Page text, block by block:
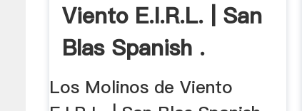
Viento E.I.R.L. | San
Blas Spanish .
Los Molinos de Viento